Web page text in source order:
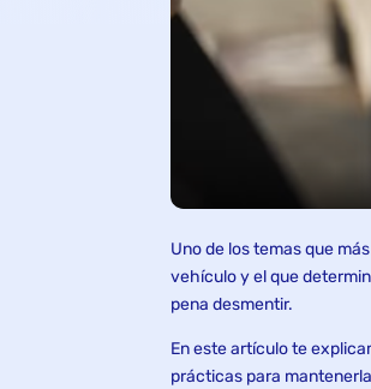
Uno de los temas que
vehículo y el que
pena desmentir.
En este artículo te
prácticas para